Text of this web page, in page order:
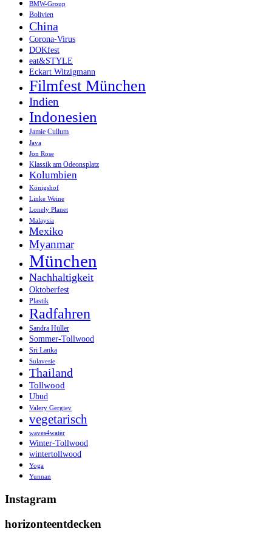
BMW-Group
Bolivien
China
Corona-Virus
DOKfest
eat&STYLE
Eckart Witzigmann
Filmfest München
Indien
Indonesien
Jamie Cullum
Java
Jon Rose
Klassik am Odeonsplatz
Kolumbien
Königshof
Linke Weine
Lonely Planet
Malaysia
Mexiko
Myanmar
München
Nachhaltigkeit
Oktoberfest
Plastik
Radfahren
Sandra Hüller
Sommer-Tollwood
Sri Lanka
Sulavesie
Thailand
Tollwood
Ubud
Valery Gergiev
vegetarisch
waves4water
Winter-Tollwood
wintertollwood
Yoga
Yunnan
Instagram
horizonteentdecken